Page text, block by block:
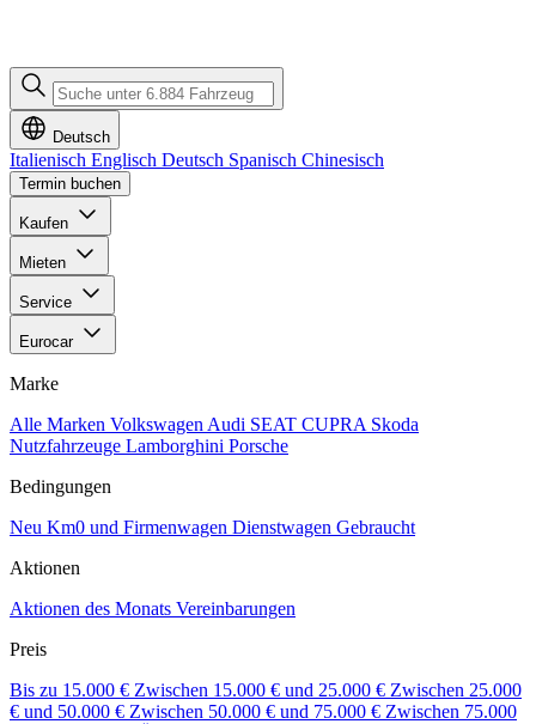
Deutsch
Italienisch Englisch Deutsch Spanisch Chinesisch
Termin buchen
Kaufen
Mieten
Service
Eurocar
Marke
Alle Marken Volkswagen Audi SEAT CUPRA Skoda
Nutzfahrzeuge Lamborghini Porsche
Bedingungen
Neu Km0 und Firmenwagen Dienstwagen Gebraucht
Aktionen
Aktionen des Monats Vereinbarungen
Preis
Bis zu 15.000 € Zwischen 15.000 € und 25.000 € Zwischen 25.000
€ und 50.000 € Zwischen 50.000 € und 75.000 € Zwischen 75.000